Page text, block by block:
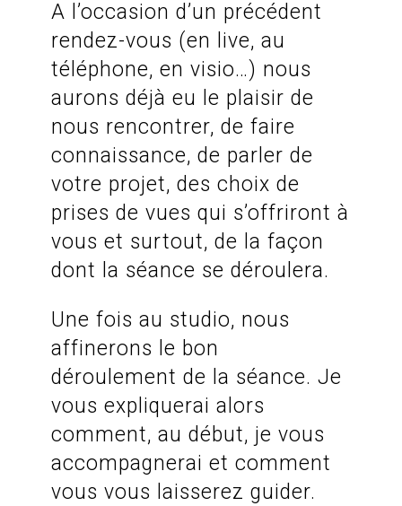
A l’occasion d’un précédent
rendez-vous (en live, au
téléphone, en visio…) nous
aurons déjà eu le plaisir de
nous rencontrer, de faire
connaissance, de parler de
votre projet, des choix de
prises de vues qui s’offriront à
vous et surtout, de la façon
dont la séance se déroulera.
Une fois au studio, nous
affinerons le bon
déroulement de la séance. Je
vous expliquerai alors
comment, au début, je vous
accompagnerai et comment
vous vous laisserez guider.